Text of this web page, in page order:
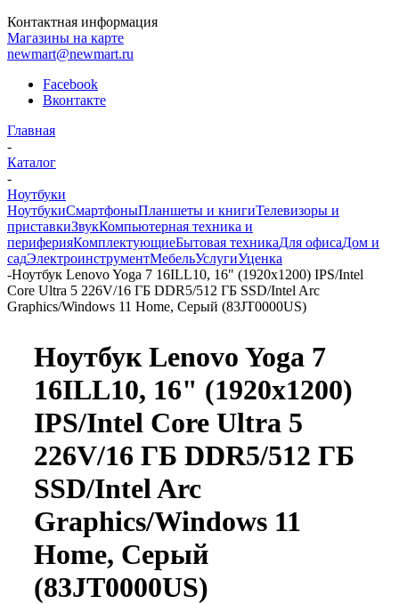
Контактная информация
Магазины на карте
newmart@newmart.ru
Facebook
Вконтакте
Главная
-
Каталог
-
Ноутбуки
НоутбукиСмартфоныПланшеты и книгиТелевизоры и
приставкиЗвукКомпьютерная техника и
периферияКомплектующиеБытовая техникаДля офисаДом и
садЭлектроинструментМебельУслугиУценка
-Ноутбук Lenovo Yoga 7 16ILL10, 16" (1920x1200) IPS/Intel
Core Ultra 5 226V/16 ГБ DDR5/512 ГБ SSD/Intel Arc
Graphics/Windows 11 Home, Серый (83JT0000US)
Ноутбук Lenovo Yoga 7
16ILL10, 16" (1920x1200)
IPS/Intel Core Ultra 5
226V/16 ГБ DDR5/512 ГБ
SSD/Intel Arc
Graphics/Windows 11
Home, Серый
(83JT0000US)